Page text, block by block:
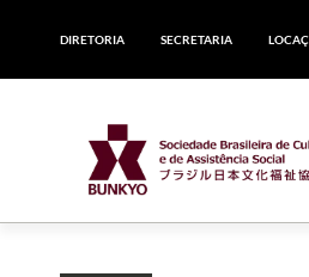
DIRETORIA SECRETARIA